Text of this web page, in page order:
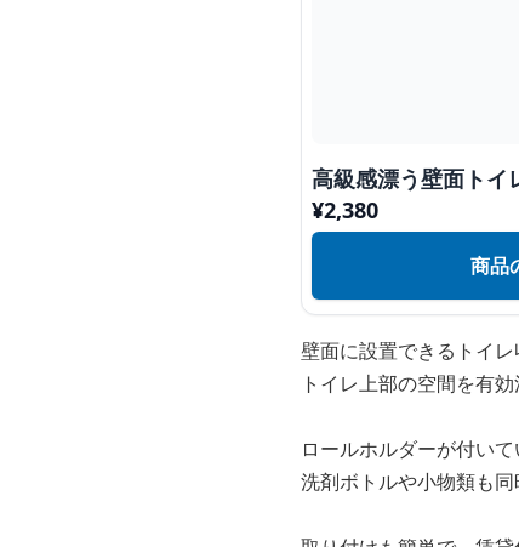
高級感漂う壁面トイ
¥2,380
商品
壁面に設置できるトイ
トイレ上部の空間を有
ロールホルダーが付い
洗剤ボトルや小物類も同